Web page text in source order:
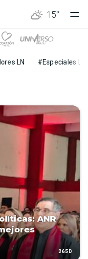
15°
LN #Especiales LN
ANR
265D